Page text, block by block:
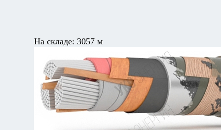
На складе: 3057 м